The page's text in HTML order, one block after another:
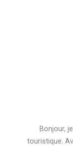
Bonjour,
touristique.